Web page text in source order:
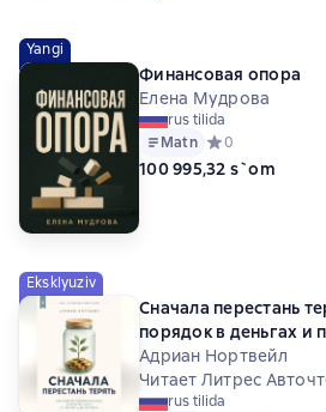
Yangi
Финансовая опора
Елена Мудрова
rus tilida
Matn Средний
0
100 995,32 s`om
Eksklyuziv
Сначала перестань
порядок в деньгах и
зарплаты до зарплаты
Адриан Нортвейл
Читает Литрес
rus tilida